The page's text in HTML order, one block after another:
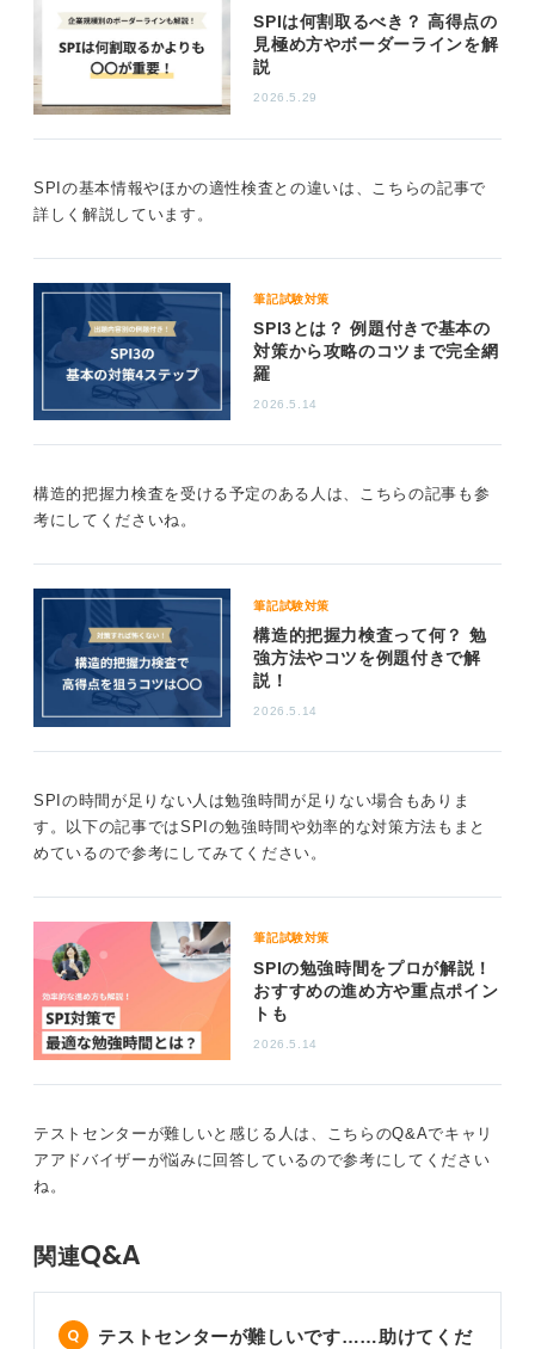
SPIは何割取るべき？ 高得点の
見極め方やボーダーラインを解
説
2026.5.29
SPIの基本情報やほかの適性検査との違いは、こちらの記事で
詳しく解説しています。
筆記試験対策
SPI3とは？ 例題付きで基本の
対策から攻略のコツまで完全網
羅
2026.5.14
構造的把握力検査を受ける予定のある人は、こちらの記事も参
考にしてくださいね。
筆記試験対策
構造的把握力検査って何？ 勉
強方法やコツを例題付きで解
説！
2026.5.14
SPIの時間が足りない人は勉強時間が足りない場合もありま
す。以下の記事ではSPIの勉強時間や効率的な対策方法もまと
めているので参考にしてみてください。
筆記試験対策
SPIの勉強時間をプロが解説！
おすすめの進め方や重点ポイン
トも
2026.5.14
テストセンターが難しいと感じる人は、こちらのQ&Aでキャリ
アアドバイザーが悩みに回答しているので参考にしてください
ね。
関連Q&A
テストセンターが難しいです……助けてくだ